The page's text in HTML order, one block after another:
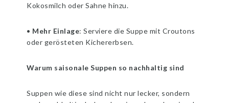
Kokosmilch oder Sahne hinzu.
• Mehr Einlage: Serviere die Suppe mit Croutons
oder gerösteten Kichererbsen.
Warum saisonale Suppen so nachhaltig sind
Suppen wie diese sind nicht nur lecker, sondern